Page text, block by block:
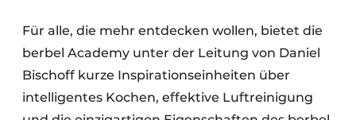
Für alle, die mehr entdecken wollen, bietet die
berbel Academy unter der Leitung von Daniel
Bischoff kurze Inspirationseinheiten über
intelligentes Kochen, effektive Luftreinigung